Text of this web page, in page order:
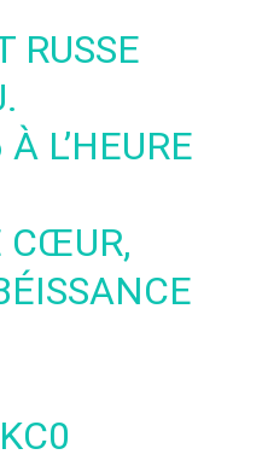
RUSSE
L’HEURE
CŒUR,